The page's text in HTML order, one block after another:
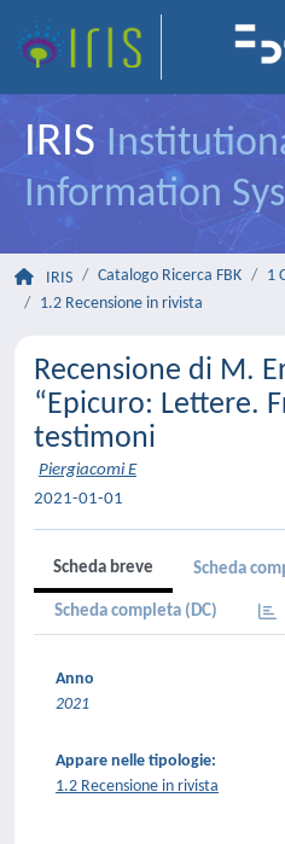
IRIS
Information
IRIS Catalogo Ricerca FBK
1
1.2 Recensione in rivista
Recensione di M.
“Epicuro: Lettere.
testimoni
Piergiacomi E
2021-01-01
Scheda breve Scheda
Scheda completa (DC)
Anno
2021
Appare nelle tipologie:
1.2 Recensione in rivista